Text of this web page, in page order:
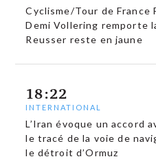
Cyclisme/Tour de France
Demi Vollering remporte
Reusser reste en jaune
18:22
INTERNATIONAL
L’Iran évoque un accord
le tracé de la voie de
le détroit d’Ormuz